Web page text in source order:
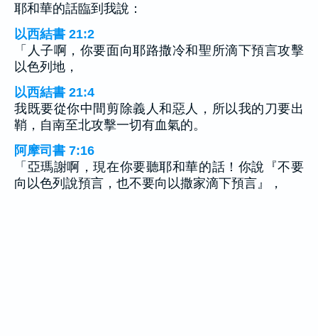
耶和華的話臨到我說：
以西結書 21:2
「人子啊，你要面向耶路撒冷和聖所滴下預言攻擊
以色列地，
以西結書 21:4
我既要從你中間剪除義人和惡人，所以我的刀要出
鞘，自南至北攻擊一切有血氣的。
阿摩司書 7:16
「亞瑪謝啊，現在你要聽耶和華的話！你說『不要
向以色列說預言，也不要向以撒家滴下預言』，